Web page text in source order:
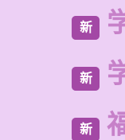
新
新
新